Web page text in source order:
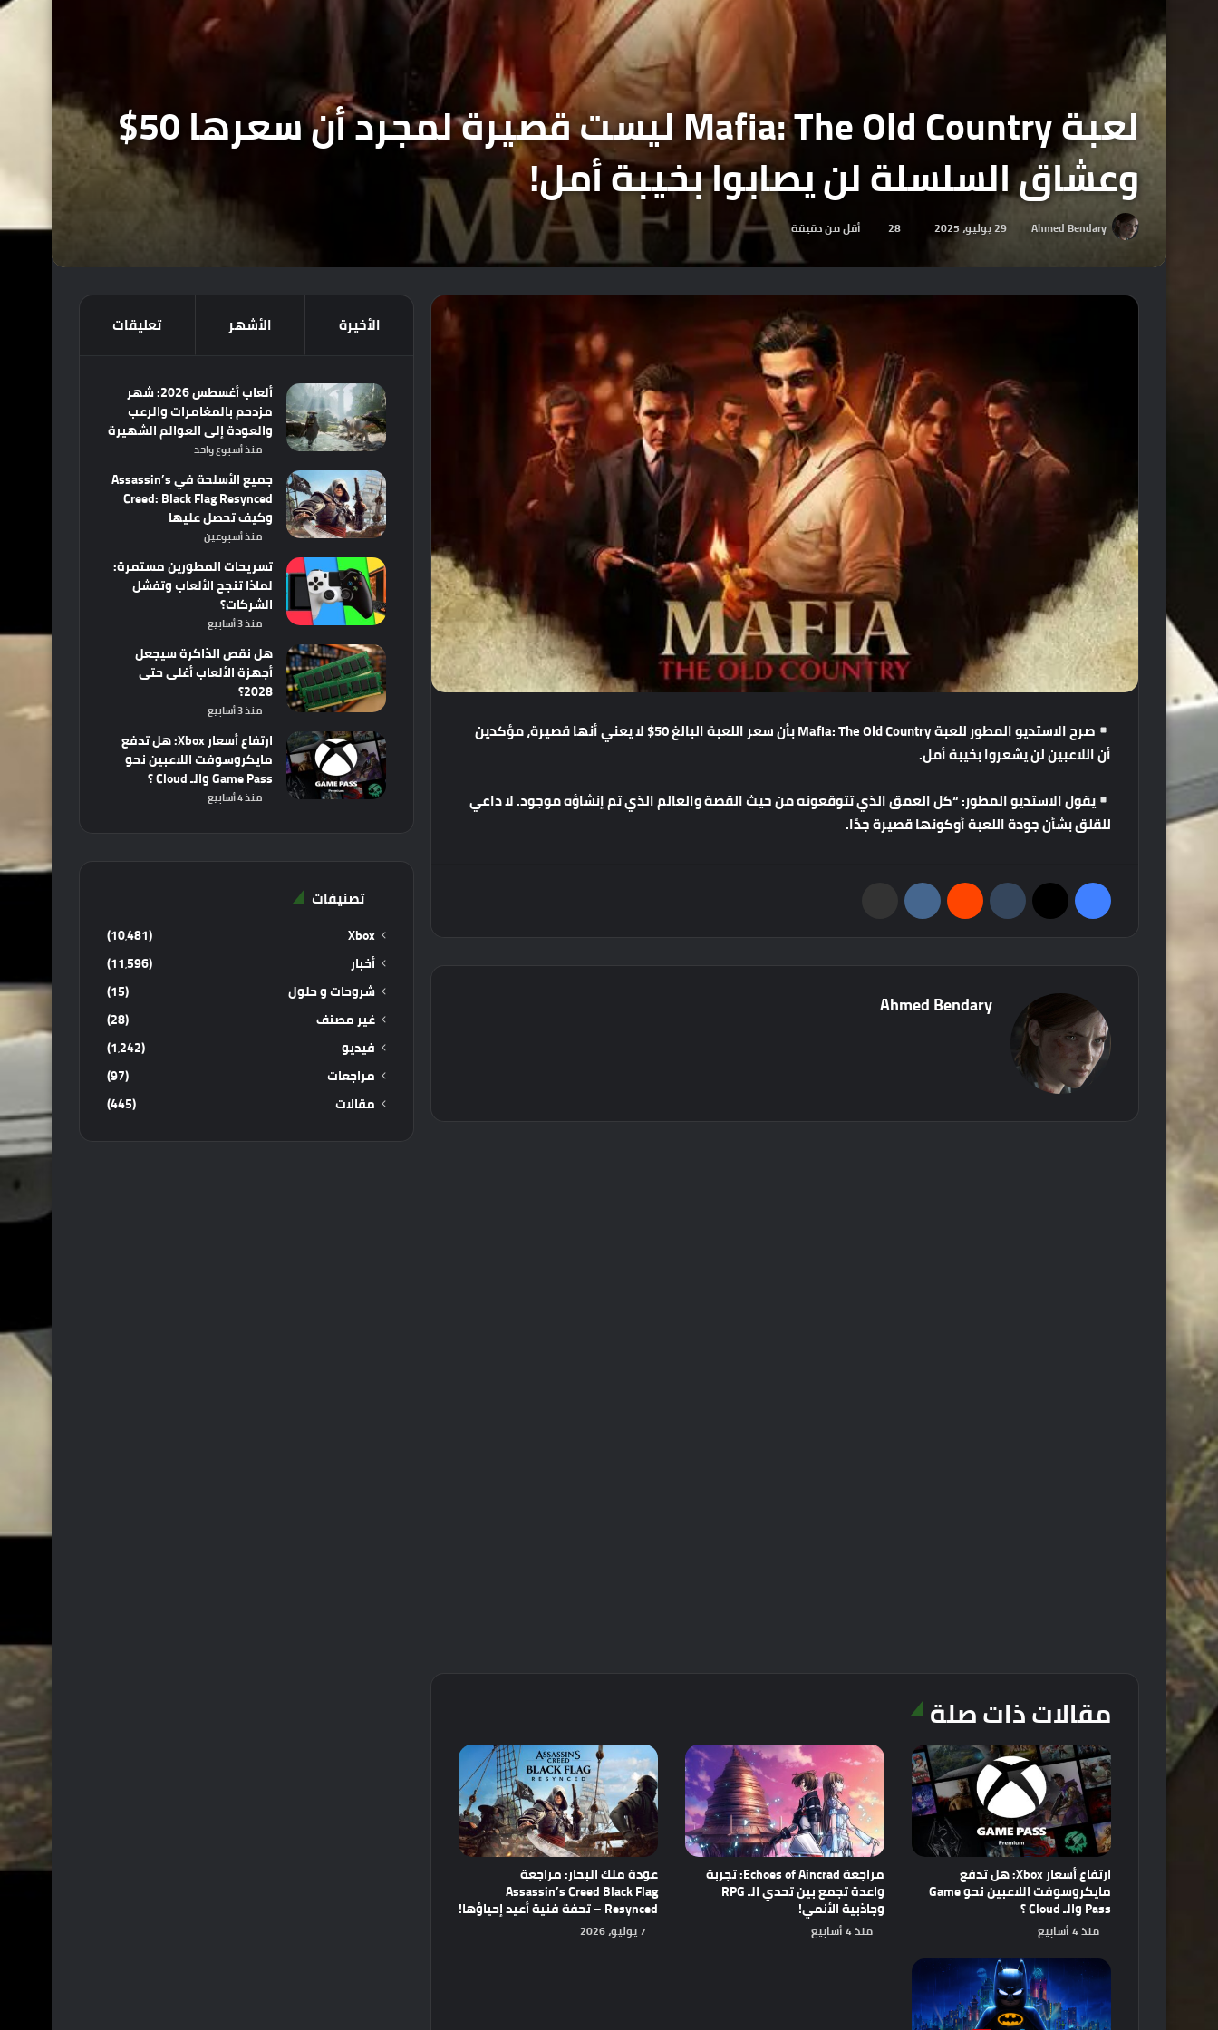
لعبة Mafia: The Old Country ليست قصيرة لمجرد أن سعرها 50$
وعشاق السلسلة لن يصابوا بخيبة أمل!
Ahmed Bendary 29 يوليو، 2025 28 أقل من دقيقة
صرحالاستديوالمطورللعبةMafia: The Old Country بأنسعراللعبةالبالغ50$ لايعنيأنهاقصيرة،مؤكدين
أناللاعبينلنيشعروابخيبةأمل.
يقولالاستديوالمطور: “كلالعمقالذيتتوقعونهمنحيثالقصةوالعالمالذيتمإنشاؤهموجود.لاداعي
للقلقبشأنجودةاللعبةأوكونهاقصيرةجدًا.
Ahmed Bendary
مقالات ذات صلة
ارتفاع أسعار Xbox: هل تدفع
مايكروسوفت اللاعبين نحو Game
Pass والـ Cloud ؟
منذ 4 أسابيع
مراجعة Echoes of Aincrad: تجربة
واعدة تجمع بين تحدي الـ RPG
وجاذبية الأنمي!
منذ 4 أسابيع
عودة ملك البحار: مراجعة
Assassin’s Creed Black Flag
Resynced – تحفة فنية أعيد إحياؤها!
7 يوليو، 2026
الأخيرة الأشهر تعليقات
ألعاب أغسطس 2026: شهر
مزدحم بالمغامرات والرعب
والعودة إلى العوالم الشهيرة
منذ أسبوع واحد
جميع الأسلحة في Assassin’s
Creed: Black Flag Resynced
وكيف تحصل عليها
منذ أسبوعين
تسريحات المطورين مستمرة:
لماذا تنجح الألعاب وتفشل
الشركات؟
منذ 3 أسابيع
هل نقص الذاكرة سيجعل
أجهزة الألعاب أغلى حتى
2028؟
منذ 3 أسابيع
ارتفاع أسعار Xbox: هل تدفع
مايكروسوفت اللاعبين نحو
Game Pass والـ Cloud ؟
منذ 4 أسابيع
تصنيفات
Xbox
(10٬481)
أخبار
(11٬596)
شروحات و حلول
(15)
غير مصنف
(28)
فيديو
(1٬242)
مراجعات
(97)
مقالات
(445)